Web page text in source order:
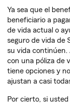
Ya sea que el
beneficiario a
de vida actual o
seguro de vida de
su vida continúen.
con una póliza de
tiene opciones y
ajustan a casi
Por cierto, si